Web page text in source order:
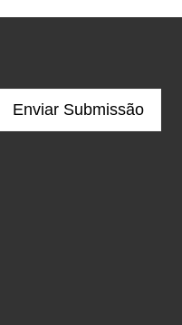
Enviar Submissão